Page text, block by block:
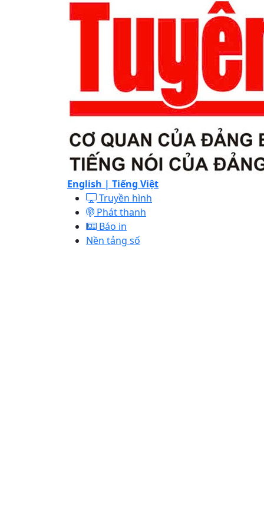
English | Tiếng Việt
Truyền hình
Phát thanh
Báo in
Nền tảng số